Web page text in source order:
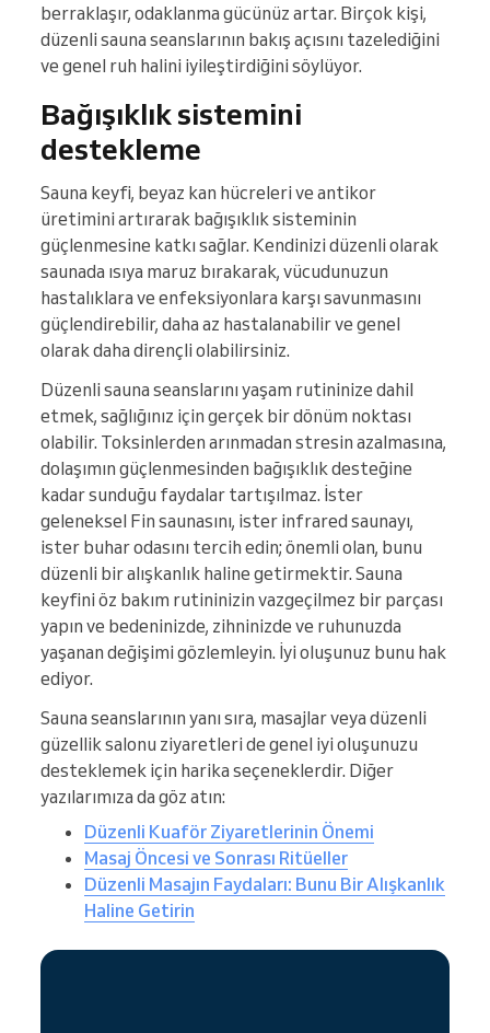
berraklaşır, odaklanma gücünüz artar. Birçok kişi,
düzenli sauna seanslarının bakış açısını tazelediğini
ve genel ruh halini iyileştirdiğini söylüyor.
Bağışıklık sistemini
destekleme
Sauna keyfi, beyaz kan hücreleri ve antikor
üretimini artırarak bağışıklık sisteminin
güçlenmesine katkı sağlar. Kendinizi düzenli olarak
saunada ısıya maruz bırakarak, vücudunuzun
hastalıklara ve enfeksiyonlara karşı savunmasını
güçlendirebilir, daha az hastalanabilir ve genel
olarak daha dirençli olabilirsiniz.
Düzenli sauna seanslarını yaşam rutininize dahil
etmek, sağlığınız için gerçek bir dönüm noktası
olabilir. Toksinlerden arınmadan stresin azalmasına,
dolaşımın güçlenmesinden bağışıklık desteğine
kadar sunduğu faydalar tartışılmaz. İster
geleneksel Fin saunasını, ister infrared saunayı,
ister buhar odasını tercih edin; önemli olan, bunu
düzenli bir alışkanlık haline getirmektir. Sauna
keyfini öz bakım rutininizin vazgeçilmez bir parçası
yapın ve bedeninizde, zihninizde ve ruhunuzda
yaşanan değişimi gözlemleyin. İyi oluşunuz bunu hak
ediyor.
Sauna seanslarının yanı sıra, masajlar veya düzenli
güzellik salonu ziyaretleri de genel iyi oluşunuzu
desteklemek için harika seçeneklerdir. Diğer
yazılarımıza da göz atın:
Düzenli Kuaför Ziyaretlerinin Önemi
Masaj Öncesi ve Sonrası Ritüeller
Düzenli Masajın Faydaları: Bunu Bir Alışkanlık
Haline Getirin